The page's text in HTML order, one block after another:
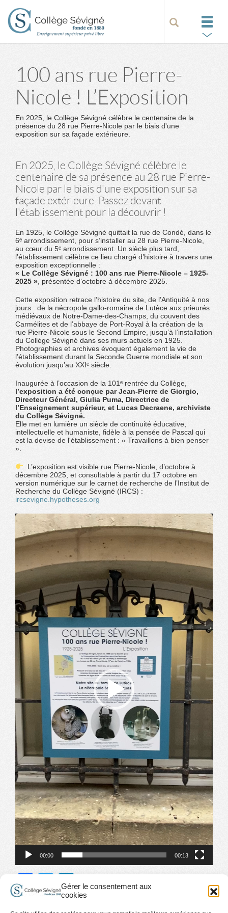
Gérer le consentement aux
cookies
100 ans rue Pierre-
Nicole ! L’Exposition
En 2025, le Collège Sévigné célèbre le centenaire de la
présence du 28 rue Pierre-Nicole par le biais d'une
exposition sur sa façade extérieure.
En 2025, le Collège Sévigné célèbre le
centenaire de sa présence au 28 rue Pierre-
Nicole par le biais d'une exposition sur sa
façade extérieure. Passez devant
l'établissement pour la découvrir !
En 1925, le Collège Sévigné quittait la rue de Condé, dans le
6ᵉ arrondissement, pour s’installer au 28 rue Pierre-Nicole,
au cœur du 5ᵉ arrondissement. Un siècle plus tard,
l’établissement célèbre ce lieu chargé d’histoire à travers une
exposition exceptionnelle :
« Le Collège Sévigné : 100 ans rue Pierre-Nicole – 1925-
2025 » , présentée d’octobre à décembre 2025.
Cette exposition retrace l’histoire du site, de l’Antiquité à nos
jours : de la nécropole gallo-romaine de Lutèce aux prieurés
médiévaux de Notre-Dame-des-Champs, du couvent des
Carmélites et de l’abbaye de Port-Royal à la création de la
rue Pierre-Nicole sous le Second Empire, jusqu’à l’installation
du Collège Sévigné dans ses murs actuels en 1925.
Photographies et archives évoquent également la vie de
l’établissement durant la Seconde Guerre mondiale et son
évolution jusqu’au XXIᵉ siècle.
Inaugurée à l’occasion de la 101ᵉ rentrée du Collège,
l’exposition a été conçue par Jean-Pierre de Giorgio,
Directeur Général, Giulia Puma, Directrice de
l’Enseignement supérieur, et Lucas Decraene, archiviste
du Collège Sévigné.
Elle met en lumière un siècle de continuité éducative,
intellectuelle et humaniste, fidèle à la pensée de Pascal qui
est la devise de l'établissement : « Travaillons à bien penser
».
L’exposition est visible rue Pierre-Nicole, d’octobre à
décembre 2025, et consultable à partir du 17 octobre en
version numérique sur le carnet de recherche de l’Institut de
Recherche du Collège Sévigné (IRCS) :
ircsevigne.hypotheses.org
Lecteur
vidéo
00:00 00:13
Facebook
Twitter
LinkedIn